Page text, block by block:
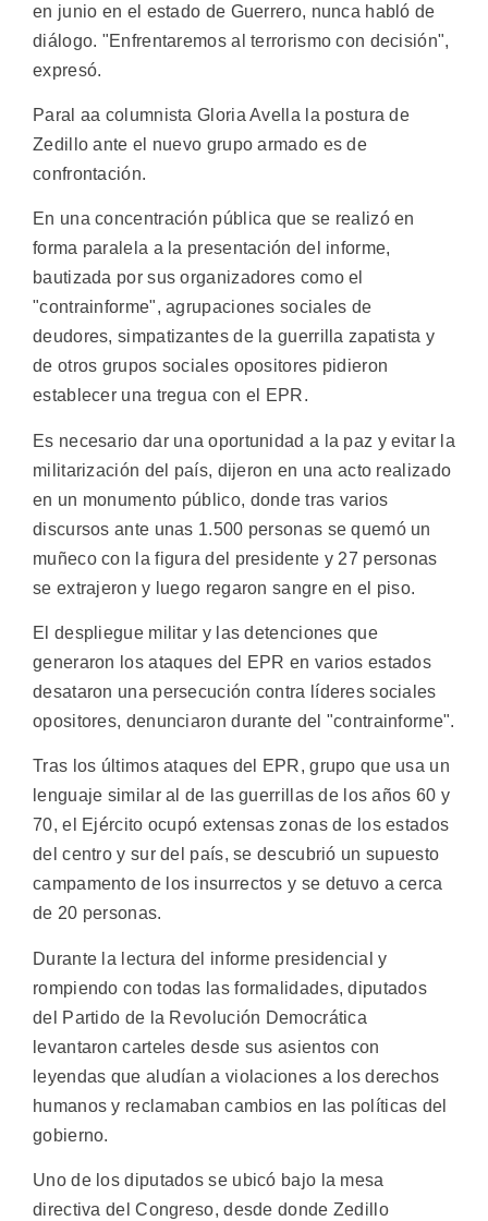
en junio en el estado de Guerrero, nunca habló de
diálogo. "Enfrentaremos al terrorismo con decisión",
expresó.
Paral aa columnista Gloria Avella la postura de
Zedillo ante el nuevo grupo armado es de
confrontación.
En una concentración pública que se realizó en
forma paralela a la presentación del informe,
bautizada por sus organizadores como el
"contrainforme", agrupaciones sociales de
deudores, simpatizantes de la guerrilla zapatista y
de otros grupos sociales opositores pidieron
establecer una tregua con el EPR.
Es necesario dar una oportunidad a la paz y evitar la
militarización del país, dijeron en una acto realizado
en un monumento público, donde tras varios
discursos ante unas 1.500 personas se quemó un
muñeco con la figura del presidente y 27 personas
se extrajeron y luego regaron sangre en el piso.
El despliegue militar y las detenciones que
generaron los ataques del EPR en varios estados
desataron una persecución contra líderes sociales
opositores, denunciaron durante del "contrainforme".
Tras los últimos ataques del EPR, grupo que usa un
lenguaje similar al de las guerrillas de los años 60 y
70, el Ejército ocupó extensas zonas de los estados
del centro y sur del país, se descubrió un supuesto
campamento de los insurrectos y se detuvo a cerca
de 20 personas.
Durante la lectura del informe presidencial y
rompiendo con todas las formalidades, diputados
del Partido de la Revolución Democrática
levantaron carteles desde sus asientos con
leyendas que aludían a violaciones a los derechos
humanos y reclamaban cambios en las políticas del
gobierno.
Uno de los diputados se ubicó bajo la mesa
directiva del Congreso, desde donde Zedillo